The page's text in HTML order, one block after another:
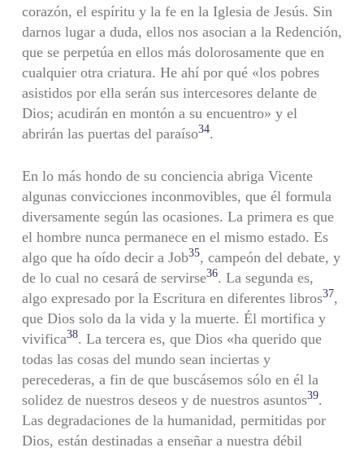
corazón, el espíritu y la fe en la Iglesia de Jesús. Sin
darnos lugar a duda, ellos nos asocian a la Redención,
que se perpetúa en ellos más dolorosamente que en
cualquier otra criatura. He ahí por qué «los pobres
asistidos por ella serán sus intercesores delante de
Dios; acudirán en montón a su encuentro» y el
abrirán las puertas del paraíso34.
En lo más hondo de su conciencia abriga Vicente
algunas convicciones inconmovibles, que él formula
diversamente según las ocasiones. La primera es que
el hombre nunca permanece en el mismo estado. Es
algo que ha oído decir a Job35, campeón del debate, y
de lo cual no cesará de servirse36. La segunda es,
algo expresado por la Escritura en diferentes libros37,
que Dios solo da la vida y la muerte. Él mortifica y
vivifica38. La tercera es, que Dios «ha querido que
todas las cosas del mundo sean inciertas y
perecederas, a fin de que buscásemos sólo en él la
solidez de nuestros deseos y de nuestros asuntos39.
Las degradaciones de la humanidad, permitidas por
Dios, están destinadas a enseñar a nuestra débil